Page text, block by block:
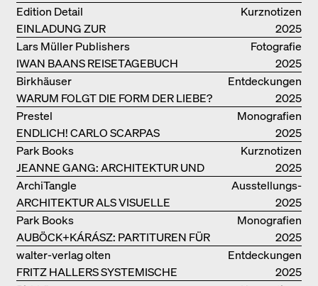
BUCHVORSTELLUNG
Kurznotizen
EINLADUNG ZUR
BUCHPRÄSENTATION IM
BREGENZERWALD
Edition Detail
2025
Fotografie
IWAN BAANS REISETAGEBUCH
Lars Müller Publishers
2025
Entdeckungen
WARUM FOLGT DIE FORM DER LIEBE?
Birkhäuser
2025
Monografien
ENDLICH! CARLO SCARPAS
GESAMTWERK
Prestel
2025
Kurznotizen
JEANNE GANG: ARCHITEKTUR UND
DIE KUNST DES PFROPFENS
Park Books
2025
Ausstellungs­
kataloge
ARCHITEKTUR ALS VISUELLE
INVESTIGATION
ArchiTangle
2025
Monografien
AUBÖCK+KÁRÁSZ: PARTITUREN FÜR
OFFENE RÄUME
Park Books
2025
Entdeckungen
FRITZ HALLERS SYSTEMISCHE
walter-verlag olten
2025